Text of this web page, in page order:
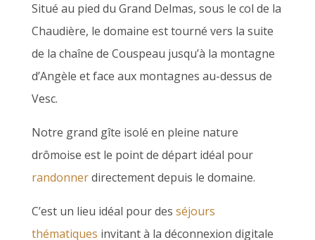
Situé au pied du Grand Delmas, sous le col de la
Chaudière, le domaine est tourné vers la suite
de la chaîne de Couspeau jusqu’à la montagne
d’Angèle et face aux montagnes au-dessus de
Vesc.
Notre grand gîte isolé en pleine nature
drômoise est le point de départ idéal pour
randonnerdirectement depuis le domaine.
C’est un lieu idéal pour des séjours
thématiques invitant à la déconnexion digitale